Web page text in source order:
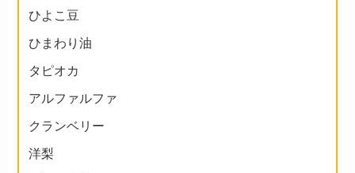
ひよこ豆
ひまわり油
タピオカ
アルファルファ
クランベリー
洋梨